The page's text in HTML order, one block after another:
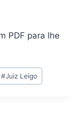
PDF para lhe
#Juiz Leigo